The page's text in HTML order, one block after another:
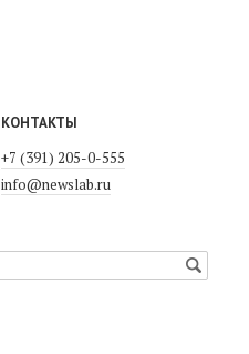
КОНТАКТЫ
+7 (391) 205-0-555
info@newslab.ru